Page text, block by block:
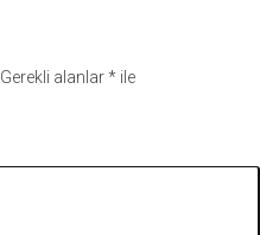
Gerekli alanlar* ile